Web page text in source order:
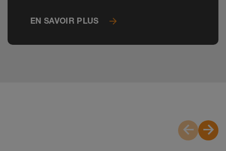
commerciaux.
EN SAVOIR PLUS